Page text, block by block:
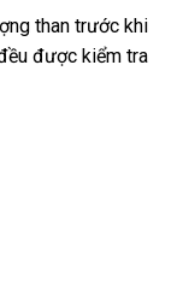
than trước khi
được kiểm tra